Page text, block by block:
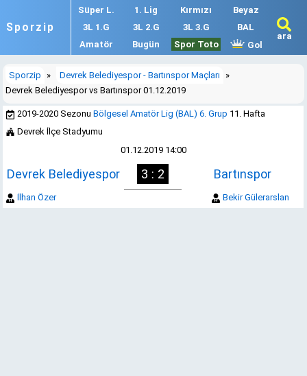
Sporzip
Süper L. 1. Lig Kırmızı
Beyaz
3L 1.G
3L 2.G 3L 3.G
BAL
Amatör
Bugün Spor Toto Gol
ara
Sporzip » Devrek Belediyespor - Bartınspor Maçları
»
Devrek Belediyespor vs Bartınspor 01.12.2019
2019-2020 SezonuBölgesel Amatör Lig (BAL) 6. Grup 11. Hafta
Devrek İlçe Stadyumu
01.12.2019 14:00
Devrek Belediyespor 3 : 2 Bartınspor
İlhan Özer Bekir Gülerarslan